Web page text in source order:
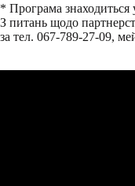
* Програма знаходиться
З питань щодо
за тел. 067-789-27-09,